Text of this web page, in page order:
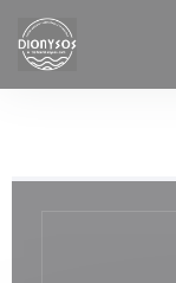
Personalizzazione